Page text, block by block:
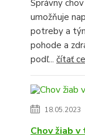
Správny
umožňuje
potreby a
pohode a
podľ... čítať
18.05.2023
Chov žiab